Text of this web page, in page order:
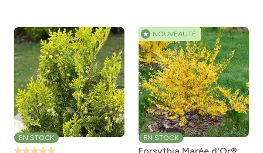
EN STOCK
★ NOUVEAUTÉ
EN STOCK